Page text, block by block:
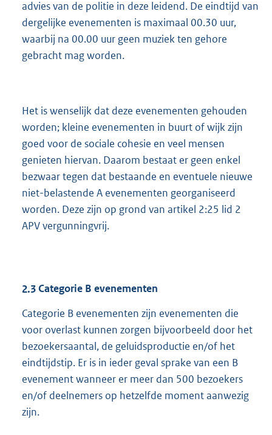
advies van de politie in deze leidend. De eindtijd van
dergelijke evenementen is maximaal 00.30 uur,
waarbij na 00.00 uur geen muziek ten gehore
gebracht mag worden.
Het is wenselijk dat deze evenementen gehouden
worden; kleine evenementen in buurt of wijk zijn
goed voor de sociale cohesie en veel mensen
genieten hiervan. Daarom bestaat er geen enkel
bezwaar tegen dat bestaande en eventuele nieuwe
niet-belastende A evenementen georganiseerd
worden. Deze zijn op grond van artikel 2:25 lid 2
APV vergunningvrij.
2.3Categorie B evenementen
Categorie B evenementen zijn evenementen die
voor overlast kunnen zorgen bijvoorbeeld door het
bezoekersaantal, de geluidsproductie en/of het
eindtijdstip. Er is in ieder geval sprake van een B
evenement wanneer er meer dan 500 bezoekers
en/of deelnemers op hetzelfde moment aanwezig
zijn.